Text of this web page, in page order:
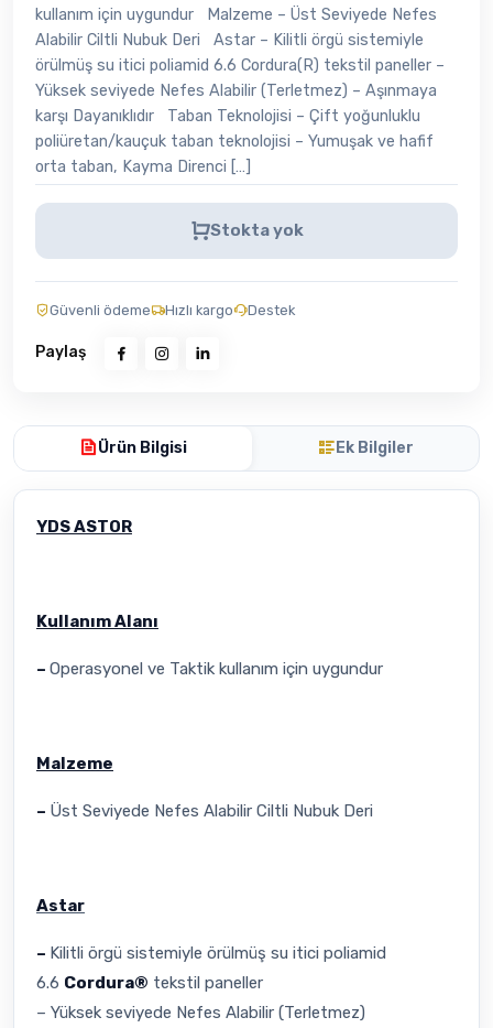
kullanım için uygundur Malzeme – Üst Seviyede Nefes
Alabilir Ciltli Nubuk Deri Astar – Kilitli örgü sistemiyle
örülmüş su itici poliamid 6.6 Cordura(R) tekstil paneller –
Yüksek seviyede Nefes Alabilir (Terletmez) – Aşınmaya
karşı Dayanıklıdır Taban Teknolojisi – Çift yoğunluklu
poliüretan/kauçuk taban teknolojisi – Yumuşak ve hafif
orta taban, Kayma Direnci […]
Stokta yok
Güvenli ödeme Hızlı kargo Destek
Paylaş
Ürün Bilgisi Ek Bilgiler
YDS ASTOR
Kullanım Alanı
– Operasyonel ve Taktik kullanım için uygundur
Malzeme
– Üst Seviyede Nefes Alabilir Ciltli Nubuk Deri
Astar
– Kilitli örgü sistemiyle örülmüş su itici poliamid
6.6 Cordura® tekstil paneller
– Yüksek seviyede Nefes Alabilir (Terletmez)